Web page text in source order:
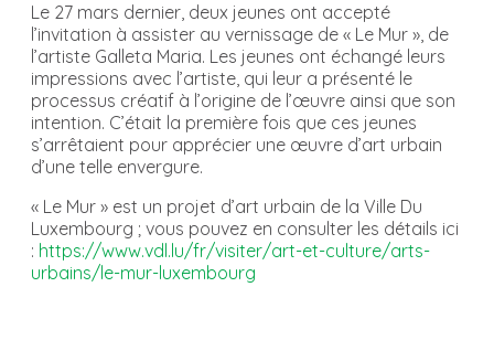
Le 27 mars dernier, deux jeunes ont accepté
l’invitation à assister au vernissage de « Le Mur », de
l’artiste Galleta Maria. Les jeunes ont échangé leurs
impressions avec l’artiste, qui leur a présenté le
processus créatif à l’origine de l’œuvre ainsi que son
intention. C’était la première fois que ces jeunes
s’arrêtaient pour apprécier une œuvre d’art urbain
d’une telle envergure.
« Le Mur » est un projet d’art urbain de la Ville Du
Luxembourg ; vous pouvez en consulter les détails ici
: https://www.vdl.lu/fr/visiter/art-et-culture/arts-
urbains/le-mur-luxembourg